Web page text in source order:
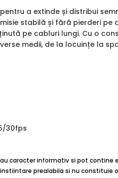
a extinde și distribui
stabilă și fără pierderi pe
pe cabluri lungi. Cu o
medii, de la locuințe la
30fps
caracter informativ si pot contine
prealabila si nu constituie